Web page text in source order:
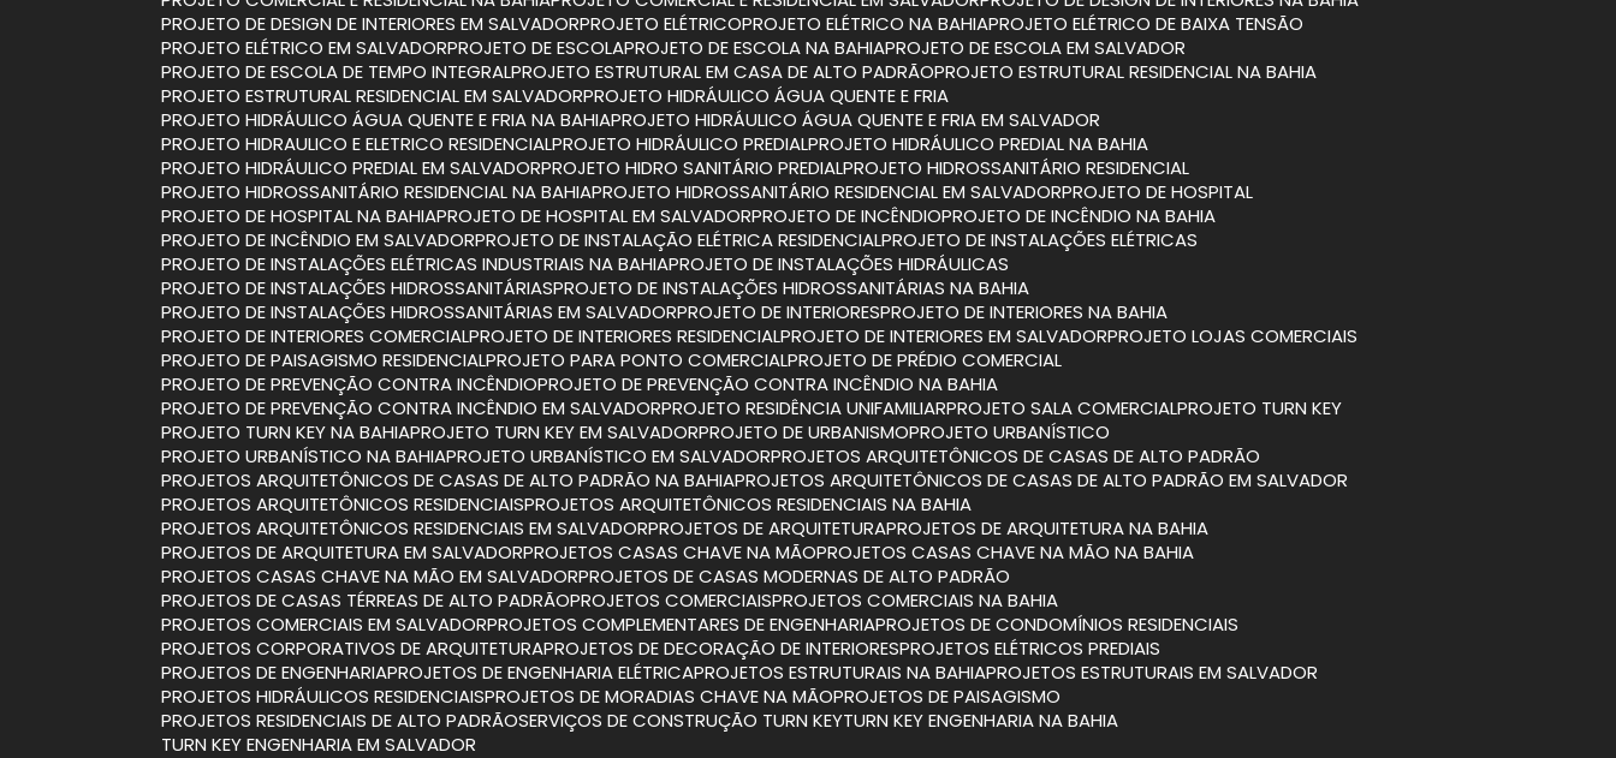
PROJETO DE DESIGN DE INTERIORES EM SALVADOR PROJETO ELÉTRICO PROJETO ELÉTRICO NA BAHIA PROJETO ELÉTRICO DE BAIXA TENSÃO
PROJETO ELÉTRICO EM SALVADOR PROJETO DE ESCOLA PROJETO DE ESCOLA NA BAHIA PROJETO DE ESCOLA EM SALVADOR
PROJETO DE ESCOLA DE TEMPO INTEGRAL PROJETO ESTRUTURAL EM CASA DE ALTO PADRÃO PROJETO ESTRUTURAL RESIDENCIAL NA BAHIA
PROJETO ESTRUTURAL RESIDENCIAL EM SALVADOR PROJETO HIDRÁULICO ÁGUA QUENTE E FRIA
PROJETO HIDRÁULICO ÁGUA QUENTE E FRIA NA BAHIA PROJETO HIDRÁULICO ÁGUA QUENTE E FRIA EM SALVADOR
PROJETO HIDRAULICO E ELETRICO RESIDENCIAL PROJETO HIDRÁULICO PREDIAL PROJETO HIDRÁULICO PREDIAL NA BAHIA
PROJETO HIDRÁULICO PREDIAL EM SALVADOR PROJETO HIDRO SANITÁRIO PREDIAL PROJETO HIDROSSANITÁRIO RESIDENCIAL
PROJETO HIDROSSANITÁRIO RESIDENCIAL NA BAHIA PROJETO HIDROSSANITÁRIO RESIDENCIAL EM SALVADOR PROJETO DE HOSPITAL
PROJETO DE HOSPITAL NA BAHIA PROJETO DE HOSPITAL EM SALVADOR PROJETO DE INCÊNDIO PROJETO DE INCÊNDIO NA BAHIA
PROJETO DE INCÊNDIO EM SALVADOR PROJETO DE INSTALAÇÃO ELÉTRICA RESIDENCIAL PROJETO DE INSTALAÇÕES ELÉTRICAS
PROJETO DE INSTALAÇÕES ELÉTRICAS INDUSTRIAIS NA BAHIA PROJETO DE INSTALAÇÕES HIDRÁULICAS
PROJETO DE INSTALAÇÕES HIDROSSANITÁRIAS PROJETO DE INSTALAÇÕES HIDROSSANITÁRIAS NA BAHIA
PROJETO DE INSTALAÇÕES HIDROSSANITÁRIAS EM SALVADOR PROJETO DE INTERIORES PROJETO DE INTERIORES NA BAHIA
PROJETO DE INTERIORES COMERCIAL PROJETO DE INTERIORES RESIDENCIAL PROJETO DE INTERIORES EM SALVADOR PROJETO LOJAS COMERCIAIS
PROJETO DE PAISAGISMO RESIDENCIAL PROJETO PARA PONTO COMERCIAL PROJETO DE PRÉDIO COMERCIAL
PROJETO DE PREVENÇÃO CONTRA INCÊNDIO PROJETO DE PREVENÇÃO CONTRA INCÊNDIO NA BAHIA
PROJETO DE PREVENÇÃO CONTRA INCÊNDIO EM SALVADOR PROJETO RESIDÊNCIA UNIFAMILIAR PROJETO SALA COMERCIAL PROJETO TURN KEY
PROJETO TURN KEY NA BAHIA PROJETO TURN KEY EM SALVADOR PROJETO DE URBANISMO PROJETO URBANÍSTICO
PROJETO URBANÍSTICO NA BAHIA PROJETO URBANÍSTICO EM SALVADOR PROJETOS ARQUITETÔNICOS DE CASAS DE ALTO PADRÃO
PROJETOS ARQUITETÔNICOS DE CASAS DE ALTO PADRÃO NA BAHIA PROJETOS ARQUITETÔNICOS DE CASAS DE ALTO PADRÃO EM SALVADOR
PROJETOS ARQUITETÔNICOS RESIDENCIAIS PROJETOS ARQUITETÔNICOS RESIDENCIAIS NA BAHIA
PROJETOS ARQUITETÔNICOS RESIDENCIAIS EM SALVADOR PROJETOS DE ARQUITETURA PROJETOS DE ARQUITETURA NA BAHIA
PROJETOS DE ARQUITETURA EM SALVADOR PROJETOS CASAS CHAVE NA MÃO PROJETOS CASAS CHAVE NA MÃO NA BAHIA
PROJETOS CASAS CHAVE NA MÃO EM SALVADOR PROJETOS DE CASAS MODERNAS DE ALTO PADRÃO
PROJETOS DE CASAS TÉRREAS DE ALTO PADRÃO PROJETOS COMERCIAIS PROJETOS COMERCIAIS NA BAHIA
PROJETOS COMERCIAIS EM SALVADOR PROJETOS COMPLEMENTARES DE ENGENHARIA PROJETOS DE CONDOMÍNIOS RESIDENCIAIS
PROJETOS CORPORATIVOS DE ARQUITETURA PROJETOS DE DECORAÇÃO DE INTERIORES PROJETOS ELÉTRICOS PREDIAIS
PROJETOS DE ENGENHARIA PROJETOS DE ENGENHARIA ELÉTRICA PROJETOS ESTRUTURAIS NA BAHIA PROJETOS ESTRUTURAIS EM SALVADOR
PROJETOS HIDRÁULICOS RESIDENCIAIS PROJETOS DE MORADIAS CHAVE NA MÃO PROJETOS DE PAISAGISMO
PROJETOS RESIDENCIAIS DE ALTO PADRÃO SERVIÇOS DE CONSTRUÇÃO TURN KEY TURN KEY ENGENHARIA NA BAHIA
TURN KEY ENGENHARIA EM SALVADOR